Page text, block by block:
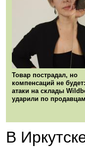
Товар пострадал, но
компенсаций не
атаки на склады
ударили по продавцам
В